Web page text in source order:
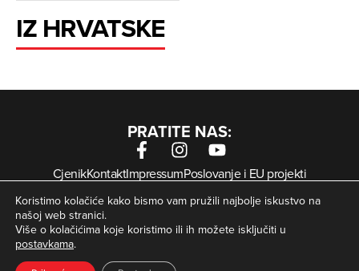
IZ HRVATSKE
PRATITE NAS:
CjenikKontaktImpressumPoslovanje i EU projekti
Arhiva digitalnih novina
Uvjeti korištenjaZaštita privatnosti
Kolačići
© Zagorje International – Sva prava pridržana | Developed
bykrMedia
Koristimo kolačiće kako bismo vam pružili najbolje iskustvo na
našoj web stranici.
Više o kolačićima koje koristimo ili ih možete isključiti u
postavkama.